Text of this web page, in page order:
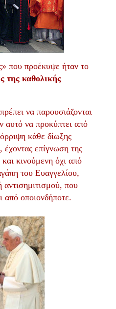
που προέκυψε ήταν το
της καθολικής
να παρουσιάζονται
αυτό να προκύπτει από
κάθε δίωξης
επίγνωση της
κινούμενη όχι από
του Ευαγγελίου,
αντισημιτισμού, που
από οποιονδήποτε.